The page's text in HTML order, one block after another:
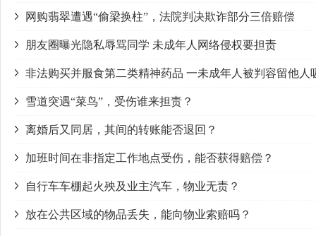
网购翡翠遭遇“偷梁换柱”，法院判决欺诈部分三倍赔偿
朋友圈曝光隐私辱骂同学 未成年人网络侵权要担责
非法购买并服食第二类精神药品 一未成年人被判容留他人
雪道突遇“菜鸟”，受伤谁来担责？
离婚后又同居，其间的转账能否退回？
加班时间在非指定工作地点受伤，能否获得赔偿？
自行车车棚起火殃及业主汽车，物业无责？
放在公共区域的物品丢失，能向物业索赔吗？